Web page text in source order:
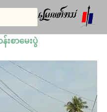
စာမေးပွဲ